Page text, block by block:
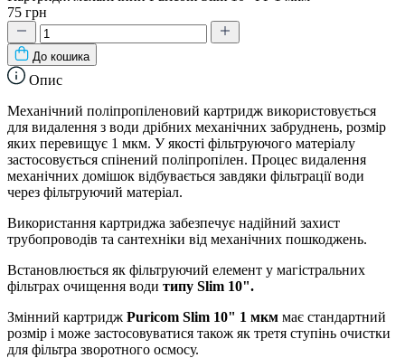
75 грн
До кошика
Опис
Механічний поліпропіленовий картридж використовується
для видалення з води дрібних механічних забруднень, розмір
яких перевищує 1 мкм. У якості фільтруючого матеріалу
застосовується спінений поліпропілен. Процес видалення
механічних домішок відбувається завдяки фільтрації води
через фільтруючий матеріал.
Використання картриджа забезпечує надійний захист
трубопроводів та сантехніки від механічних пошкоджень.
Встановлюється як фільтруючий елемент у магістральних
фільтрах очищення води типу Slim 10".
Змінний картридж Puricom Slim 10" 1 мкм має стандартний
розмір і може застосовуватися також як третя ступінь очистки
для фільтра зворотного осмосу.